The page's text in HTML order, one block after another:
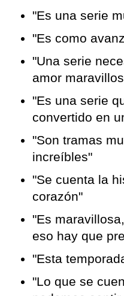
"Es una serie
"Es como
"Una serie
amor
"Es una serie
convertido en
"Son tramas
increíbles"
"Se cuenta la
corazón"
"Es
eso hay que
"Esta
"Lo que se